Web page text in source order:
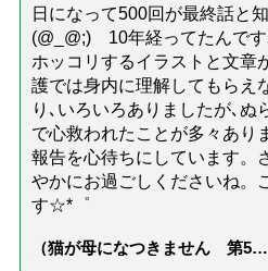
日になって500回が最終話と
(@_@;) 10年経ってたんで
ホッコリするイラストと文
護では身内に理解してもらえ
り､いろいろありましたが､ぬ
で心救われたことが多々あり
報告を心待ちにしています。
やかにお過ごしくださいね。
す☆*゜
（猫が母になつきません 第500